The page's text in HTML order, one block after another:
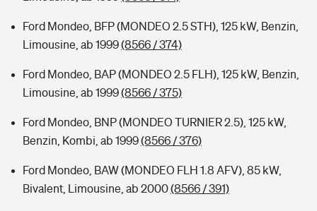
Ford Mondeo, BFP (MONDEO 2.5 STH), 125 kW, Benzin,
Limousine, ab 1999(8566 / 374)
Ford Mondeo, BAP (MONDEO 2.5 FLH), 125 kW, Benzin,
Limousine, ab 1999(8566 / 375)
Ford Mondeo, BNP (MONDEO TURNIER 2.5), 125 kW,
Benzin, Kombi, ab 1999(8566 / 376)
Ford Mondeo, BAW (MONDEO FLH 1.8 AFV), 85 kW,
Bivalent, Limousine, ab 2000(8566 / 391)